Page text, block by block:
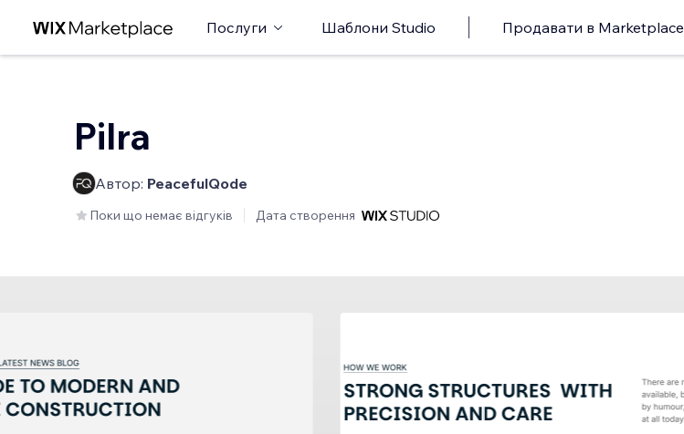
Послуги Шаблони Studio Продавати в Marketplace
Pilra
Автор: PeacefulQode
Поки що немає відгуків Дата створення